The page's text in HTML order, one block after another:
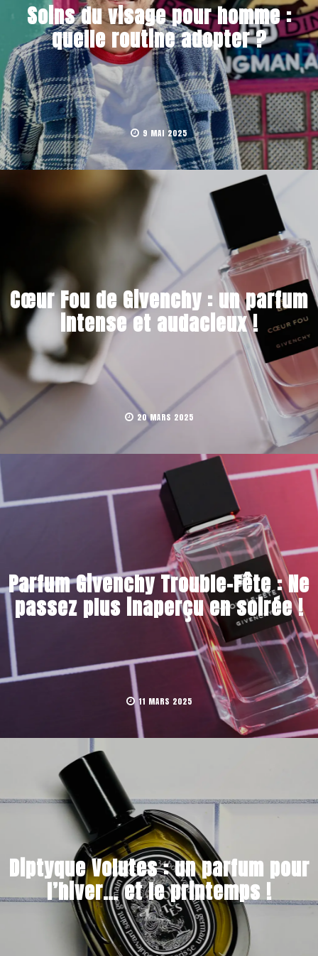
Soins du visage pour homme :
quelle routine adopter ?
9 MAI 2025
Cœur Fou de Givenchy : un parfum
intense et audacieux !
20 MARS 2025
Parfum Givenchy Trouble-Fête : Ne
passez plus inaperçu en soirée !
11 MARS 2025
Diptyque Volutes : un parfum pour
l’hiver… et le printemps !